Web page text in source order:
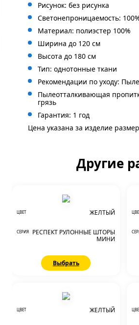
Рисунок: без рисунка
Светонепроницаемость:
Материал: полиэстер 100%
Ширина до 120 см
Высота до 180 см
Тип: однотонные ткани
Рекомендации по уходу:
Пылеотталкивающая
грязь
Гарантия: 1 год
Цена указана за изделие
Другие
ЦВЕТ ЖЕЛТЫЙ
СЕРИЯ
РЕСПЕКТ РУЛОННЫЕ ШТОРЫ
МИНИ
Выбрать
ЦВЕТ ЖЕЛТЫЙ